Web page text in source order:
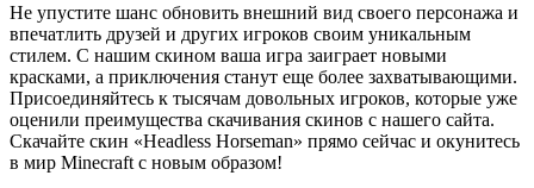
Не упустите шанс обновить внешний вид своего персонажа и
впечатлить друзей и других игроков своим уникальным
стилем. С нашим скином ваша игра заиграет новыми
красками, а приключения станут еще более захватывающими.
Присоединяйтесь к тысячам довольных игроков, которые уже
оценили преимущества скачивания скинов с нашего сайта.
Скачайте скин «Headless Horseman» прямо сейчас и окунитесь
в мир Minecraft с новым образом!